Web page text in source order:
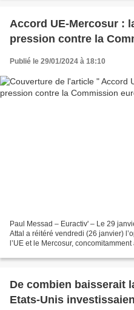
Accord UE-Mercosur :
pression contre la
Publié le 29/01/2024 à 18:10
Paul Messad – Euractiv' – Le 29
Attal a réitéré vendredi (26 janvier)
l’UE et le Mercosur,
De combien baisserait
Etats-Unis